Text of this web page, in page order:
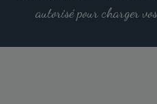
autorisé pour charger